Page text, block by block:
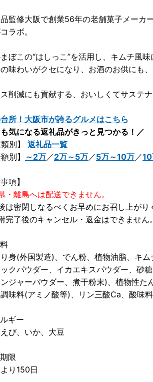
監修大阪で創業56年の老舗菓子メーカ
ラボ。
ぼこの“はしっこ”を活用し、キムチ風
味わいがクセになり、お酒のお供にも
削減にも貢献する、おいしくてサステナ
所！大阪市が誇るグルメはこちら
気になる返礼品がきっと見つかる！／
別】 返礼品一覧
別】
～2万／2万～5万／5万～10万／10
項】
・離島へは配送できません。
は密閉しなるべくお早めにお召し上がり
完了後のキャンセル・返金はできません。
身(外国製造)、でん粉、植物油脂、キ
クパウダー、イカエキスパウダー、砂
ジャーパウダー、煮干粉末)、植物性
味料(アミノ酸等)、リン三酸Ca、酸味
ギー
び、いか、大豆
限
り150日